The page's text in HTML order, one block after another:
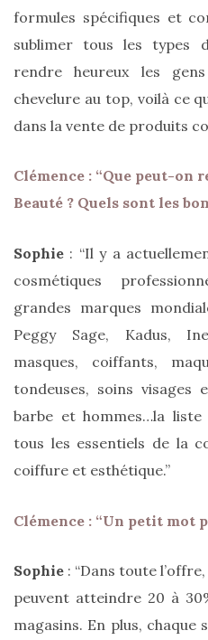
formules spécifiques et
sublimer tous les types
rendre heureux les
chevelure au top, voilà ce
dans la vente de produits
Clémence : “Que peut-on
Beauté ? Quels sont les
Sophie : “Il y a
cosmétiques
grandes marques
Peggy Sage, Kadus,
masques, coiffants,
tondeuses, soins visages
barbe et hommes…la
tous les essentiels de la
coiffure et esthétique.”
Clémence : “Un petit mot
Sophie : “Dans toute
peuvent atteindre 20 à
magasins. En plus, chaque